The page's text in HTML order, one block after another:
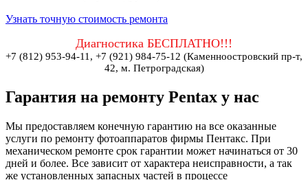
Узнать точную стоимость ремонта
Диагностика БЕСПЛАТНО!!!
+7 (812) 953-94-11, +7 (921) 984-75-12 (Каменноостровский пр-т,
42, м. Петроградская)
Гарантия на ремонту Pentax у нас
Мы предоставляем конечную гарантию на все оказанные
услуги по ремонту фотоаппаратов фирмы Пентакс. При
механическом ремонте срок гарантии может начинаться от 30
дней и более. Все зависит от характера неисправности, а так
же установленных запасных частей в процессе